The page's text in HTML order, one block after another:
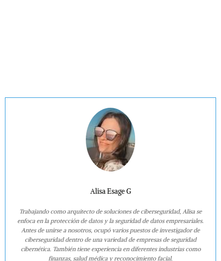
Alisa Esage G
Trabajando como arquitecto de soluciones de ciberseguridad, Alisa se
enfoca en la protección de datos y la seguridad de datos empresariales.
Antes de unirse a nosotros, ocupó varios puestos de investigador de
ciberseguridad dentro de una variedad de empresas de seguridad
cibernética. También tiene experiencia en diferentes industrias como
finanzas, salud médica y reconocimiento facial.